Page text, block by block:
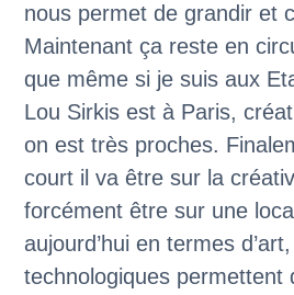
nous permet de grandir et
Maintenant ça reste en
que même si je suis aux
Lou Sirkis est à Paris,
on est très proches.
court il va être sur la
forcément être sur une
aujourd’hui en termes
technologiques permettent